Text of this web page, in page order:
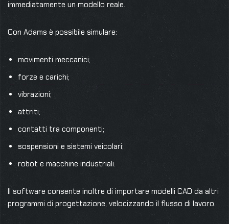
immediatamente un modello reale.
Con Adams è possibile simulare:
movimenti meccanici;
forze e carichi;
vibrazioni;
attriti;
contatti tra componenti;
sospensioni e sistemi veicolari;
robot e macchine industriali.
Il software consente inoltre di importare modelli CAD da altri
programmi di progettazione, velocizzando il flusso di lavoro.